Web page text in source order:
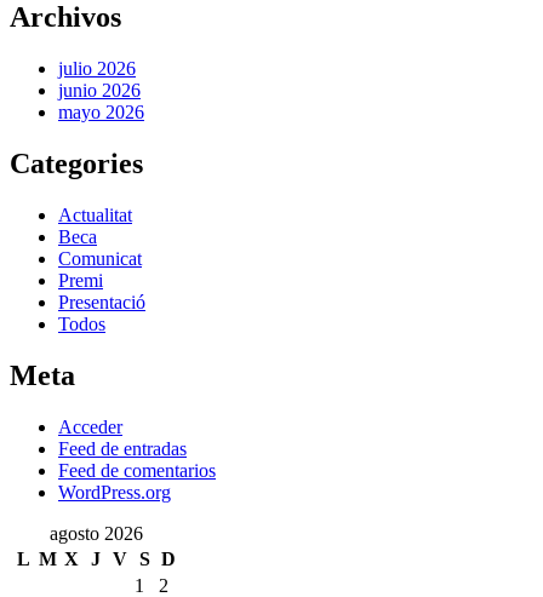
Archivos
julio 2026
junio 2026
mayo 2026
Categories
Actualitat
Beca
Comunicat
Premi
Presentació
Todos
Meta
Acceder
Feed de entradas
Feed de comentarios
WordPress.org
agosto 2026
L M X J V S D
1
2